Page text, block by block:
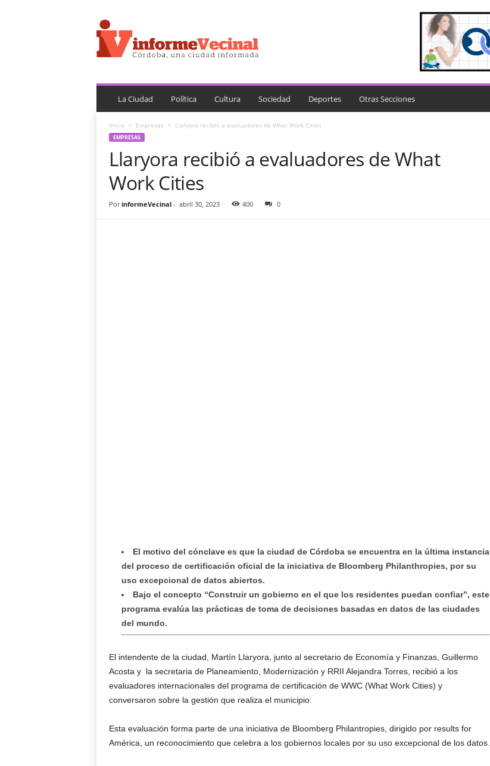
n
f
o
e
e
La Ciudad Política Cultura Sociedad Deportes Otras Secciones
Inicio Empresas Llaryora recibió a evaluadores de What Work Cities
EMPRESAS
Llaryora recibió a evaluadores de What
Work Cities
Por informeVecinal- abril 30, 2023 400 0
El motivo del cónclave es que la ciudad de Córdoba se encuentra en la última instancia
del proceso de certificación oficial de la iniciativa de Bloomberg Philanthropies, por su
uso excepcional de datos abiertos.
Bajo el concepto “Construir un gobierno en el que los residentes puedan confiar”, este
programa evalúa las prácticas de toma de decisiones basadas en datos de las ciudades
del mundo.
El intendente de la ciudad, Martín Llaryora, junto al secretario de Economía y Finanzas, Guillermo
Acosta y la secretaria de Planeamiento, Modernización y RRII Alejandra Torres, recibió a los
evaluadores internacionales del programa de certificación de WWC (What Work Cities) y
conversaron sobre la gestión que realiza el municipio.
Esta evaluación forma parte de una iniciativa de Bloomberg Philantropies, dirigido por results for
América, un reconocimiento que celebra a los gobiernos locales por su uso excepcional de los datos.